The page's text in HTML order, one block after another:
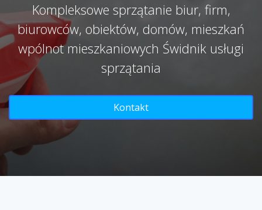
Kompleksowe sprzątanie biur, firm,
biurowców, obiektów, domów, mieszkań
wpólnot mieszkaniowych Świdnik usługi
sprzątania
Kontakt